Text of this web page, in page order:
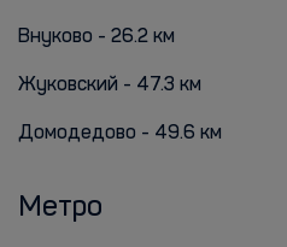
Внуково - 26.2 км
Жуковский - 47.3 км
Домодедово - 49.6 км
Метро